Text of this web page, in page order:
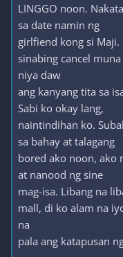
LINGGO noon.
sa date namin ng
girlfiend kong si Maji.
sinabing cancel
niya daw
ang kanyang tita sa
Sabi ko okay lang,
naintindihan ko.
sa bahay at talagang
bored ako noon, ako
at nanood ng sine
mag-isa. Libang na
mall, di ko alam na
na
pala ang katapusan